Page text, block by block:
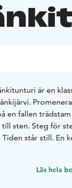
är en
en fallen
till sten. Steg för
Tiden står still.
Läs hela